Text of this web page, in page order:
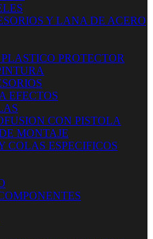
Y LANA DE ACERO
PROTECTOR
EFECTOS
CON PISTOLA
MONTAJE
COLAS ESPECIFICOS